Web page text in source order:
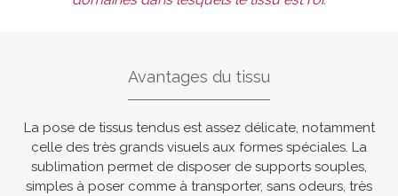
Avantages du tissu
La pose de tissus tendus est assez délicate, notamment
celle des très grands visuels aux formes spéciales. La
sublimation permet de disposer de supports souples,
simples à poser comme à transporter, sans odeurs, très